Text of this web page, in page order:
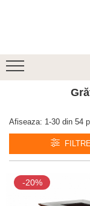
Vetre de foc
Grătare, plite și
Încălzitoare terasă
Accesorii grătare și
Accesorii șemineu
interior
Vase pentru gătit
Afiseaza: 1-30 din 54
-20%